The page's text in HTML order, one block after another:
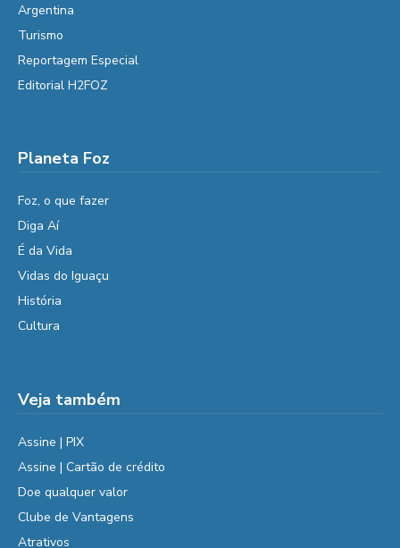
Argentina
Turismo
Reportagem Especial
Editorial H2FOZ
Planeta Foz
Foz, o que fazer
Diga Aí
É da Vida
Vidas do Iguaçu
História
Cultura
Veja também
Assine | PIX
Assine | Cartão de crédito
Doe qualquer valor
Clube de Vantagens
Atrativos